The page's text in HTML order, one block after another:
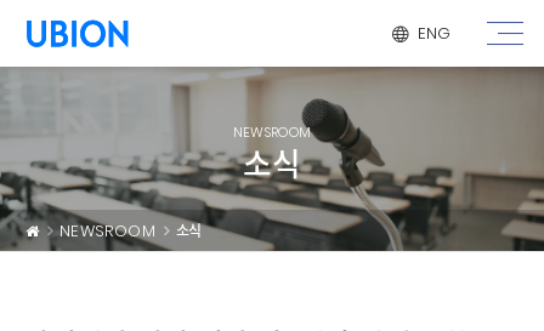
메뉴 건너 뛰기
ENG
NEWSROOM
소식
NEWSROOM 소식